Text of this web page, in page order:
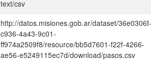
text/csv
http://datos.misiones.gob.ar/dataset/36e0306f-
c936-4a43-9c01-
ff974a2509f8/resource/bb5d7601-f22f-4266-
ae56-e5249115ec7d/download/pasos.csv